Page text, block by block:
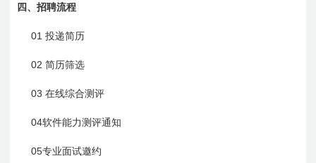
四、招聘流程
01投递简历
02简历筛选
03在线综合测评
04软件能力测评通知
05专业面试邀约